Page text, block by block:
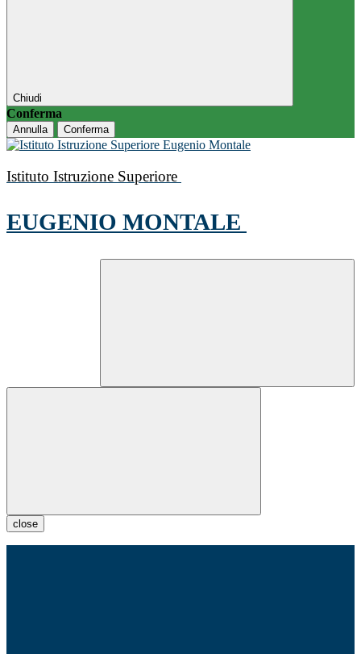
Chiudi
Conferma
Annulla Conferma
Istituto Istruzione Superiore
EUGENIO MONTALE
close